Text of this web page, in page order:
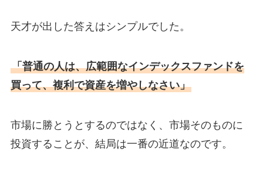
天才が出した答えはシンプルでした。
「普通の人は、広範囲なインデックスファンドを
買って、複利で資産を増やしなさい」
市場に勝とうとするのではなく、市場そのものに
投資することが、結局は一番の近道なのです。